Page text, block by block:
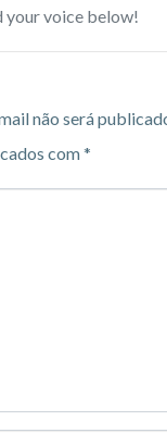
your voice below!
não será
com*